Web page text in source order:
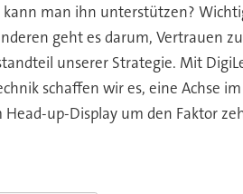
man ihn unterstützen?
geht es darum, Vertrauen
unserer Strategie. Mit
schaffen wir es, eine Achse
up-Display um den Faktor